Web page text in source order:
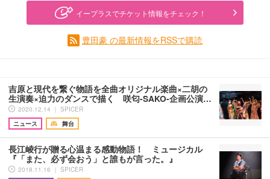
イープラスでチケット情報をチェック！
豊田豪 の最新情報をRSSで購読
吉原と現代を繋ぐ物語を全曲オリジナル楽曲×二胡の
生演奏×迫力のダンスで描く 咲匂‐SAKO‐企画公演…
2020.12.14 ｜ SPICER
ニュース
舞台
長江崚行が贈る心温まる感動物語！ ミュージカル
『「また、必ず会おう」と誰もが言った。』
2018.11.16 ｜ SPICER